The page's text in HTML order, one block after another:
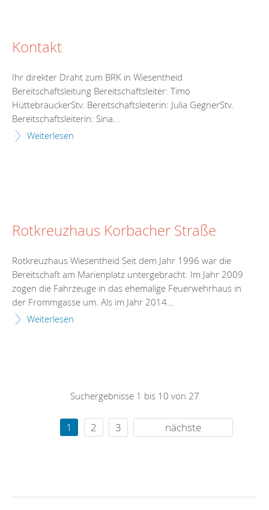
Kontakt
Ihr direkter Draht zum BRK in Wiesentheid
Bereitschaftsleitung Bereitschaftsleiter: Timo
HüttebräuckerStv. Bereitschaftsleiterin: Julia GegnerStv.
Bereitschaftsleiterin: Sina...
Weiterlesen
Rotkreuzhaus Korbacher Straße
Rotkreuzhaus Wiesentheid Seit dem Jahr 1996 war die
Bereitschaft am Marienplatz untergebracht. Im Jahr 2009
zogen die Fahrzeuge in das ehemalige Feuerwehrhaus in
der Frommgasse um. Als im Jahr 2014...
Weiterlesen
Suchergebnisse 1 bis 10 von 27
1 2 3 nächste